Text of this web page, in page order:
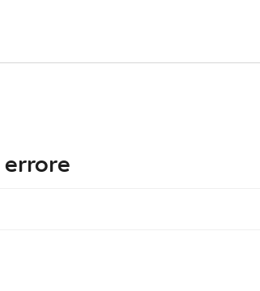
errore